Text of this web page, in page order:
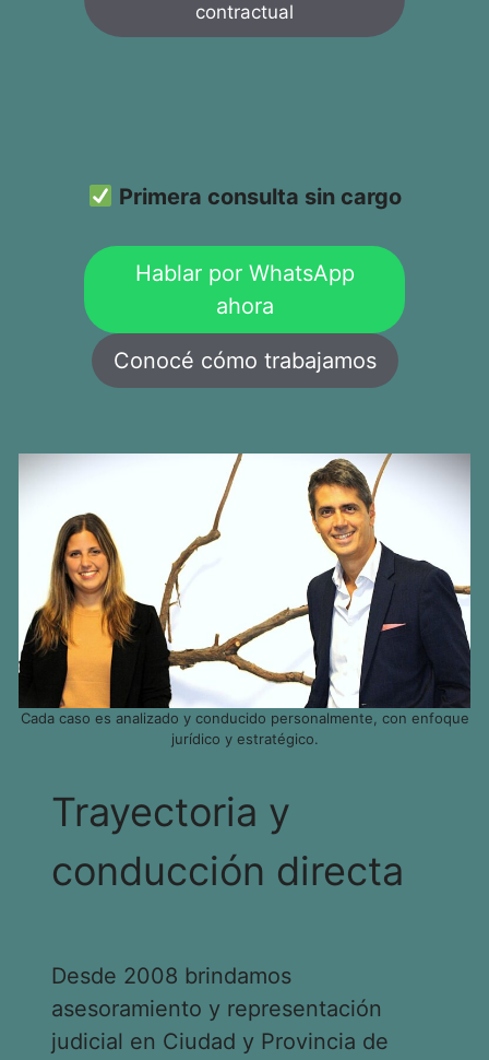
contractual
Primera consulta sin cargo
Hablar por WhatsApp
ahora
Conocé cómo trabajamos
Cada caso es analizado y conducido personalmente, con enfoque
jurídico y estratégico.
Trayectoria y
conducción directa
Desde 2008 brindamos
asesoramiento y representación
judicial en Ciudad y Provincia de